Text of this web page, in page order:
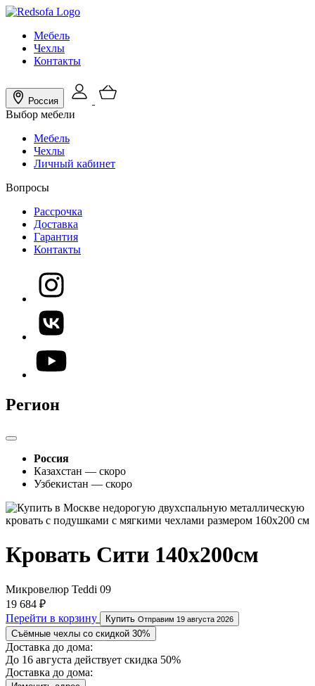
Мебель
Чехлы
Контакты
Россия
Выбор мебели
Мебель
Чехлы
Личный кабинет
Вопросы
Рассрочка
Доставка
Гарантия
Контакты
Регион
Россия
Казахстан — скоро
Узбекистан — скоро
Кровать Сити 140х200см
Микровелюр Teddi 09
19 684 ₽
Перейти в корзину
Купить Отправим 19 августа 2026
Съёмные чехлы со скидкой 30%
Доставка до дома:
До 16 августа действует скидка 50%
Доставка до дома: